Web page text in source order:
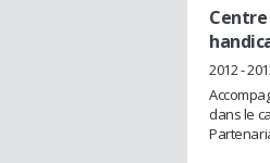
2012 -
dans le